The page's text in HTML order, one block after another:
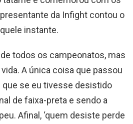
da Infight contou o
instante.
todos os campeonatos, mas
A única coisa que passou
que se eu tivesse desistido
de faixa-preta e sendo a
Afinal, ‘quem desiste perde